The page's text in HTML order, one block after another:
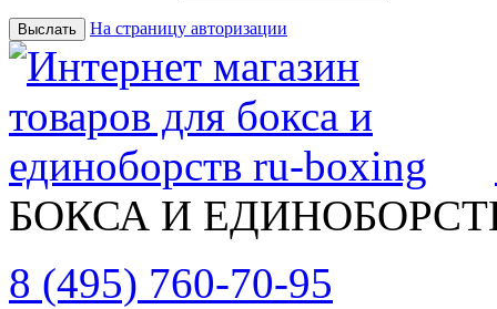
На страницу авторизации
БОКСА И
8 (495) 760-70-95